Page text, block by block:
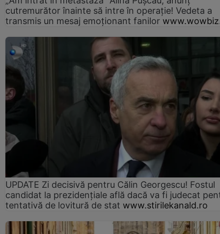
cutremurător înainte să intre în operație! Vedeta a
transmis un mesaj emoționant fanilor
UPDATE Zi decisivă pentru Călin Georgescu! Fostul
candidat la prezidențiale află dacă va fi judecat
tentativă de lovitură de stat www.stirilekanald.ro